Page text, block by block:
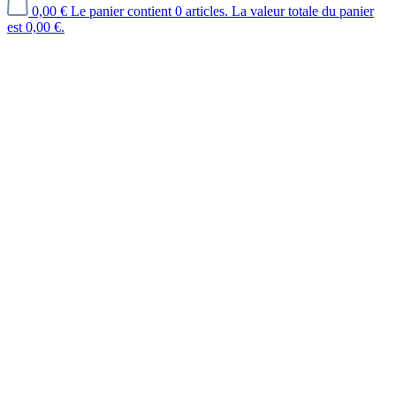
0,00 € Le panier contient 0 articles. La valeur totale du panier
est 0,00 €.